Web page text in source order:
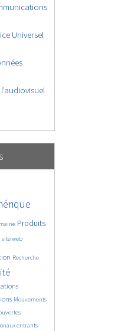
Universel
Produits
site web
Recherche
Mouvements
entrants